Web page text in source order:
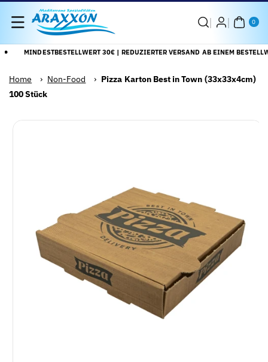
Direkt Zum
Inhalt
0
AR
TIK
MINDESTBESTELLWERT 30€ | REDUZIERTER VERSAND AB EINEM
Home › Non-Food › Pizza Karton Best in Town (33x33x4cm)
100 Stück